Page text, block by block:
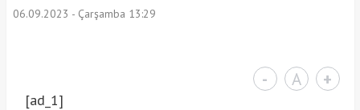
06.09.2023 - Çarşamba 13:29
- A +
[ad_1]